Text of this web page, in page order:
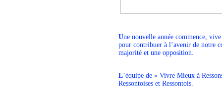
Une nouvelle année commence,
pour contribuer à l’avenir de notre
majorité et une opposition.
L’équipe de « Vivre Mieux à
Ressontoises et Ressontois.